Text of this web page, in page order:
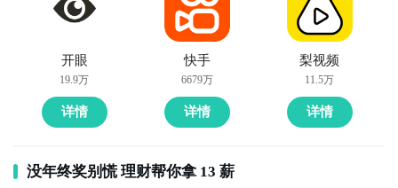
开眼
19.9万
详情
快手
6679万
详情
梨视频
11.5万
详情
没年终奖别慌 理财帮你拿 13 薪